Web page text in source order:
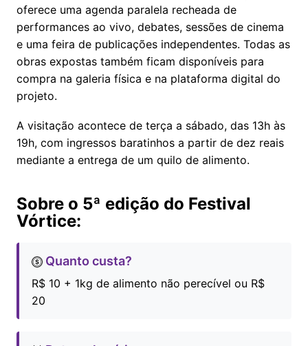
oferece uma agenda paralela recheada de
performances ao vivo, debates, sessões de cinema
e uma feira de publicações independentes. Todas as
obras expostas também ficam disponíveis para
compra na galeria física e na plataforma digital do
projeto.
A visitação acontece de terça a sábado, das 13h às
19h, com ingressos baratinhos a partir de dez reais
mediante a entrega de um quilo de alimento.
Sobre o 5ª edição do Festival
Vórtice:
Quanto custa?
R$ 10 + 1kg de alimento não perecível ou R$
20